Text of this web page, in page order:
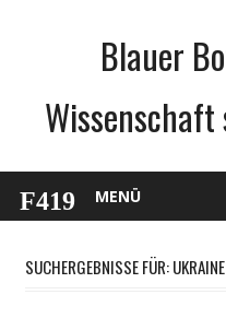
Blauer
MENÜ
SUCHERGEBNISSE FÜR:UKRAINE